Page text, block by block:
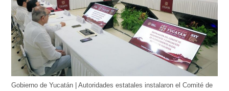
Gobierno de Yucatán | Autoridades estatales instalaron el Comité de